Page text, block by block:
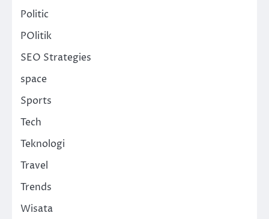
Politic
POlitik
SEO Strategies
space
Sports
Tech
Teknologi
Travel
Trends
Wisata